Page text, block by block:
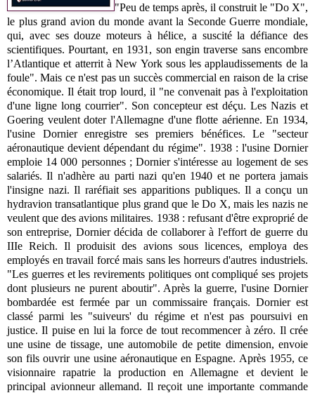
"Peu de temps après, il construit le "Do X",
le plus grand avion du monde avant la Seconde Guerre mondiale,
qui, avec ses douze moteurs à hélice, a suscité la défiance des
scientifiques. Pourtant, en 1931, son engin traverse sans encombre
l’Atlantique et atterrit à New York sous les applaudissements de la
foule". Mais ce n'est pas un succès commercial en raison de la crise
économique. Il était trop lourd, il "ne convenait pas à l'exploitation
d'une ligne long courrier". Son concepteur est déçu. Les Nazis et
Goering veulent doter l'Allemagne d'une flotte aérienne. En 1934,
l'usine Dornier enregistre ses premiers bénéfices. Le "secteur
aéronautique devient dépendant du régime". 1938 : l'usine Dornier
emploie 14 000 personnes ; Dornier s'intéresse au logement de ses
salariés. Il n'adhère au parti nazi qu'en 1940 et ne portera jamais
l'insigne nazi. Il raréfiait ses apparitions publiques. Il a conçu un
hydravion transatlantique plus grand que le Do X, mais les nazis ne
veulent que des avions militaires. 1938 : refusant d'être exproprié de
son entreprise, Dornier décida de collaborer à l'effort de guerre du
IIIe Reich. Il produisit des avions sous licences, employa des
employés en travail forcé mais sans les horreurs d'autres industriels.
"Les guerres et les revirements politiques ont compliqué ses projets
dont plusieurs ne purent aboutir". Après la guerre, l'usine Dornier
bombardée est fermée par un commissaire français. Dornier est
classé parmi les "suiveurs' du régime et n'est pas poursuivi en
justice. Il puise en lui la force de tout recommencer à zéro. Il crée
une usine de tissage, une automobile de petite dimension, envoie
son fils ouvrir une usine aéronautique en Espagne. Après 1955, ce
visionnaire rapatrie la production en Allemagne et devient le
principal avionneur allemand. Il reçoit une importante commande